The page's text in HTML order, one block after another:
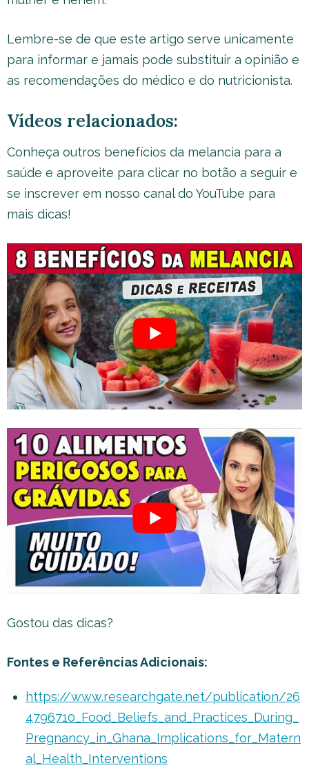
Lembre-se de que este artigo serve unicamente
para informar e jamais pode substituir a opinião e
as recomendações do médico e do nutricionista.
Vídeos relacionados:
Conheça outros benefícios da melancia para a
saúde e aproveite para clicar no botão a seguir e
se inscrever em nosso canal do YouTube para
mais dicas!
Gostou das dicas?
Fontes e Referências Adicionais:
https://www.researchgate.net/publication/26
4796710_Food_Beliefs_and_Practices_During_
Pregnancy_in_Ghana_Implications_for_Matern
al_Health_Interventions